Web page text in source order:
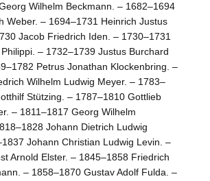
Wilhelm Beckmann. – 1682–1694
Weber. – 1694–1731 Heinrich Justus
Jacob Friedrich Iden. – 1730–1731
– 1732–1739 Justus Burchard
Petrus Jonathan Klockenbring. –
Wilhelm Ludwig Meyer. – 1783–
Stützing. – 1787–1810 Gottlieb
– 1811–1817 Georg Wilhelm
Johann Dietrich Ludwig
Johann Christian Ludwig Levin. –
Arnold Elster. – 1845–1858 Friedrich
– 1858–1870 Gustav Adolf Fulda. –